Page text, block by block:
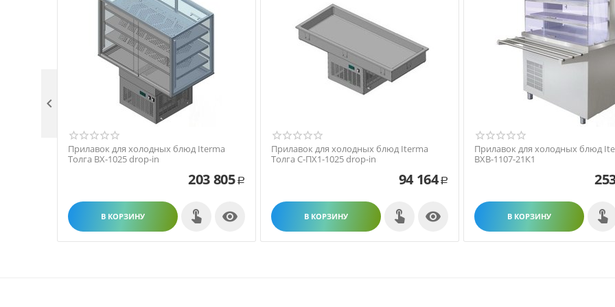
Прилавок для холодных блюд Iterma
Толга ВХ-1025 drop-in
203 805 Р
В КОРЗИНУ 
Прилавок для холодных блюд Iterma
Толга С-ПХ1-1025 drop-in
94 164 Р
В КОРЗИНУ 
Прилавок для холодных блюд
ВХВ-1107-21К1
В КОРЗИНУ
